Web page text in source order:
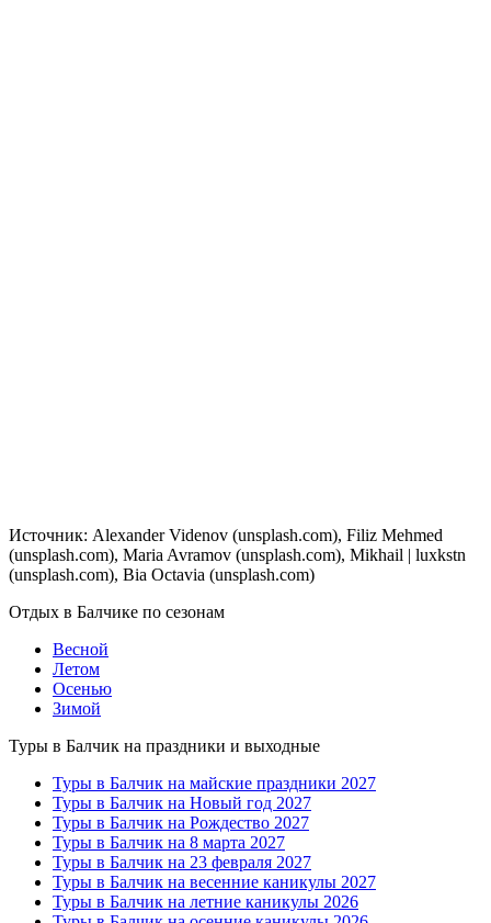
Источник: Alexander Videnov (unsplash.com), Filiz Mehmed
(unsplash.com), Maria Avramov (unsplash.com), Mikhail | luxkstn
(unsplash.com), Bia Octavia (unsplash.com)
Отдых в Балчике по сезонам
Весной
Летом
Осенью
Зимой
Туры в Балчик на праздники и выходные
Туры в Балчик на майские праздники 2027
Туры в Балчик на Новый год 2027
Туры в Балчик на Рождество 2027
Туры в Балчик на 8 марта 2027
Туры в Балчик на 23 февраля 2027
Туры в Балчик на весенние каникулы 2027
Туры в Балчик на летние каникулы 2026